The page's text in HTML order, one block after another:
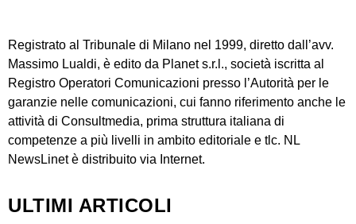
Registrato al Tribunale di Milano nel 1999, diretto dall’avv.
Massimo Lualdi, è edito da Planet s.r.l., società iscritta al
Registro Operatori Comunicazioni presso l’Autorità per le
garanzie nelle comunicazioni, cui fanno riferimento anche le
attività di Consultmedia, prima struttura italiana di
competenze a più livelli in ambito editoriale e tlc. NL
NewsLinet è distribuito via Internet.
ULTIMI ARTICOLI